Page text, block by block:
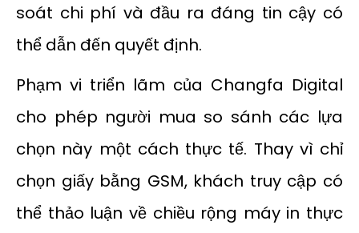
soát chi phí và đầu ra đáng tin cậy có
thể dẫn đến quyết định.
Phạm vi triển lãm của Changfa Digital
cho phép người mua so sánh các lựa
chọn này một cách thực tế. Thay vì chỉ
chọn giấy bằng GSM, khách truy cập có
thể thảo luận về chiều rộng máy in thực